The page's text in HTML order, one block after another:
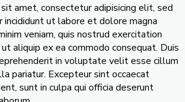
amet, consectetur adipisicing elit, sed
incididunt ut labore et dolore magna
veniam, quis nostrud exercitation
aliquip ex ea commodo consequat. Duis
in voluptate velit esse cillum
pariatur. Excepteur sint occaecat
sunt in culpa qui officia deserunt